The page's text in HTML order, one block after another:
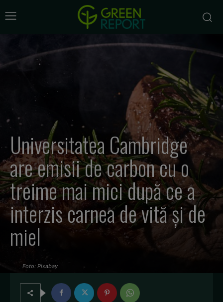
Universitatea Cambridge
are emisii de carbon cu o
treime mai mici după ce a
interzis carnea de vită și de
miel
Foto: Pixabay